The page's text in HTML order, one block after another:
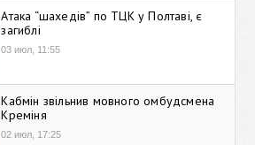
Атака “шахедів” по ТЦК у Полтаві, є
загиблі
03 июл, 11:55
Кабмін звільнив мовного омбудсмена
Креміня
02 июл, 17:25